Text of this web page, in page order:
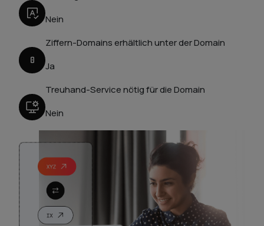
Nein
Ziffern-Domains erhältlich unter der Domain
Ja
Treuhand-Service nötig für die Domain
Nein